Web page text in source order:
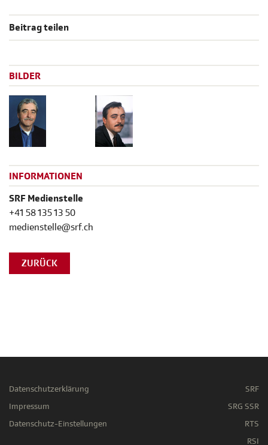
Beitrag teilen
BILDER
INFORMATIONEN
SRF Medienstelle
+41 58 135 13 50
medienstelle@srf.ch
ZURÜCK
Datenschutzerklärung
Impressum
Datenschutz-Einstellungen
SRF
SRG SSR
RTS
RSI